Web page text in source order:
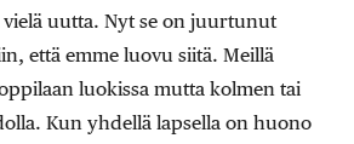
uutta. Nyt se on juurtunut
että emme luovu siitä. Meillä
luokissa mutta kolmen tai
Kun yhdellä lapsella on huono